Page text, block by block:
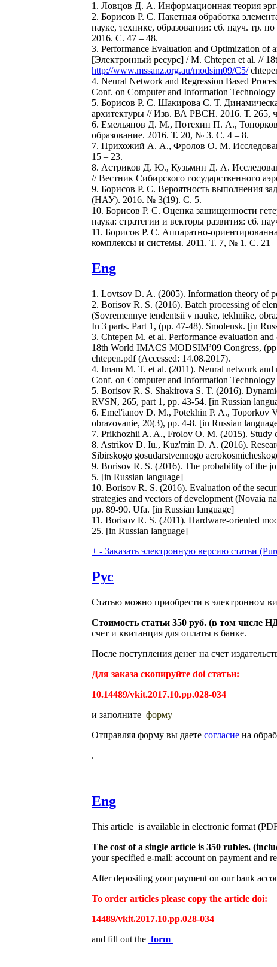
1. Ловцов Д. А. Информационная теория
2. Борисов Р. С. Пакетная обработка
науке, технике, образовании: сб. науч. тр.
2016. С. 47 – 48.
3. Performance Evaluation and Optimization of
[Электронный ресурс] / M. Chtepen et al. //
http://www.mssanz.org.au/modsim09/C5/
4. Neural Network and Regression Based
Conf. on Computer and Information
5. Борисов Р. С. Шакирова С. Т.
архитектуры // Изв. ВА РВСН. 2016. Т. 265,
6. Емельянов Д. М., Потехин П. А., Топорков
образование. 2016. Т. 20, № 3. С. 4 – 8.
7. Прихожий А. А., Фролов О. М.
15 – 23.
8. Астриков Д. Ю., Кузьмин Д. А.
// Вестник Сибирского государственного
9. Борисов Р. С. Вероятность выполнения
(НАУ). 2016. № 3(19). С. 5.
10. Борисов Р. С. Оценка защищенности
наука: стратегии и векторы развития: сб.
11. Борисов Р. С. Аппаратно-
комплексы и системы. 2011. Т. 7, № 1. С. 21
Eng
1. Lovtsov D. A. (2005). Information theory of
2. Borisov R. S. (2016). Batch processing of
(Sovremennye tendentsii v nauke, tekhnike,
In 3 parts. Part 1, (pp. 47-48). Smolensk. [in
3. Chtepen M. et al. Performance evaluation
18th World IMACS MODSIM’09 Congress,
chtepen.pdf (Accessed: 14.08.2017).
4. Imam M. T. et al. (2011). Neural network and
Conf. on Computer and Information
5. Borisov R. S. Shakirova S. T. (2016).
RVSN, 265, part 1, pp. 43-54. [in Russian
6. Emel'ianov D. M., Potekhin P. A., Toporkov
obrazovanie, 20(3), pp. 4-8. [in Russian
7. Prikhozhii A. A., Frolov O. M. (2015). Study
8. Astrikov D. Iu., Kuz'min D. A. (2016).
Sibirskogo gosudarstvennogo
9. Borisov R. S. (2016). The probability of the
5. [in Russian language]
10. Borisov R. S. (2016). Evaluation of the
strategies and vectors of development (Novaia
pp. 89-90. Ufa. [in Russian language]
11. Borisov R. S. (2011). Hardware-oriented
25. [in Russian language]
+ - Заказать электронную версию статьи
Рус
Статью можно приобрести в электронном
Стоимость статьи 350 руб. (в том числе
счет и квитанция для оплаты в банке.
После поступления денег на счет
Для заказа скопируйте doi статьи:
10.14489/vkit.2017.10.pp.028-034
и заполните форму
Отправляя форму вы даете согласие на
.
Eng
This article is available in electronic format
The cost of a single article is 350 rubles.
your specified e-mail: account on payment and
After depositing your payment on our bank
To order articles please copy the article doi:
14489/vkit.2017.10.pp.028-034
and fill out the form